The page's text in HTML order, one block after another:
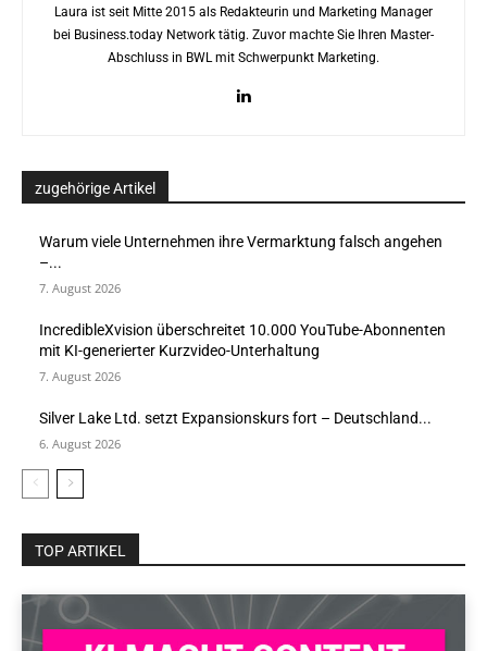
Laura ist seit Mitte 2015 als Redakteurin und Marketing Manager
bei Business.today Network tätig. Zuvor machte Sie Ihren Master-
Abschluss in BWL mit Schwerpunkt Marketing.
zugehörige Artikel
Warum viele Unternehmen ihre Vermarktung falsch angehen
–...
7. August 2026
IncredibleXvision überschreitet 10.000 YouTube-Abonnenten
mit KI-generierter Kurzvideo-Unterhaltung
7. August 2026
Silver Lake Ltd. setzt Expansionskurs fort – Deutschland...
6. August 2026
TOP ARTIKEL